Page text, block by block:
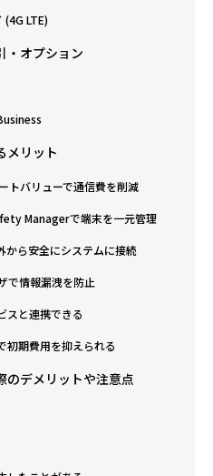
(4G LTE)
・オプション
メリット
トバリューで通信費を削減
Managerで端末を一元管理
から安全にシステムに接続
で情報漏洩を防止
スと連携できる
初期費用を抑えられる
のデメリットや注意点